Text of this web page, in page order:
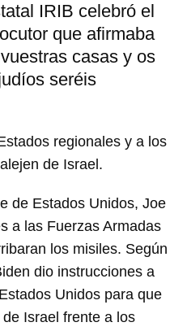
IRIB celebró el
que afirmaba
casas y os
seréis
regionales y a los
de Israel.
de Estados Unidos, Joe
a las Fuerzas Armadas
los misiles. Según
dio instrucciones a
Unidos para que
Israel frente a los